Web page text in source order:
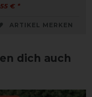
€ *
ARTIKEL MERKEN
dich auch